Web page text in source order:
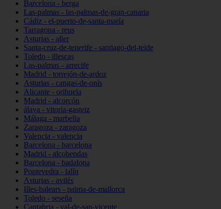
Barcelona - berga
Las-palmas - las-palmas-de-gran-canaria
Cádiz - el-puerto-de-santa-maría
Tarragona - reus
Asturias - aller
Santa-cruz-de-tenerife - santiago-del-teide
Toledo - illescas
Las-palmas - arrecife
Madrid - torrejón-de-ardoz
Asturias - cangas-de-onís
Alicante - orihuela
Madrid - alcorcón
álava - vitoria-gasteiz
Málaga - marbella
Zaragoza - zaragoza
Valencia - valencia
Barcelona - barcelona
Madrid - alcobendas
Barcelona - badalona
Pontevedra - lalín
Asturias - avilés
Illes-balears - palma-de-mallorca
Toledo - seseña
Cantabria - val-de-san-vicente